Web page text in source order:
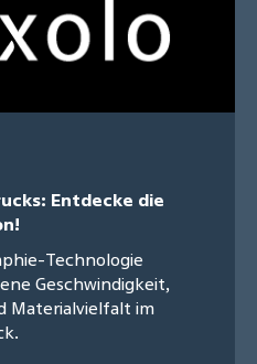
Entdecke die
Technologie
Geschwindigkeit,
Materialvielfalt im